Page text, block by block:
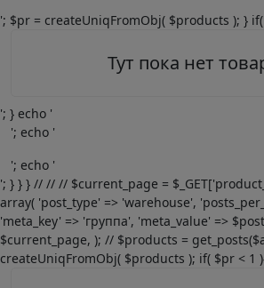
'; $pr = createUniqFromObj( $products ); }
Тут пока нет
'; } echo '
'; echo '
'; echo '
'; } } } // // // $current_page =
array( 'post_type' => 'warehouse',
'meta_key' => 'группа', 'meta_value' =>
$current_page, ); // $products =
createUniqFromObj( $products ); if( $pr < 1